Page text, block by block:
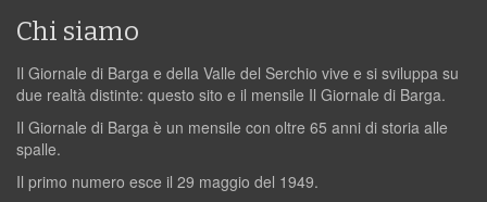
Chi siamo
Il Giornale di Barga e della Valle del Serchio vive e si sviluppa su
due realtà distinte: questo sito e il mensile Il Giornale di Barga.
Il Giornale di Barga è un mensile con oltre 65 anni di storia alle
spalle.
Il primo numero esce il 29 maggio del 1949.